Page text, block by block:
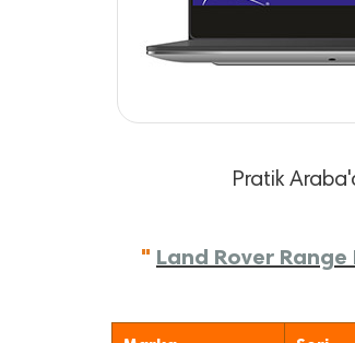
Pratik
" Land Rover Range